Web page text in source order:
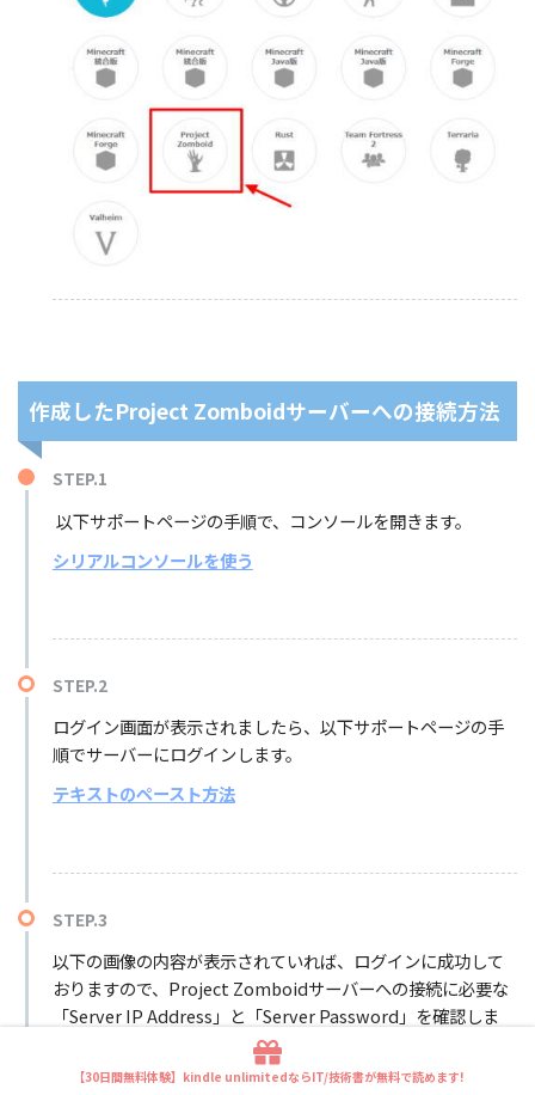
作成したProject Zomboidサーバーへの接続方法
STEP.1
以下サポートページの手順で、コンソールを開きます。
シリアルコンソールを使う
STEP.2
ログイン画面が表示されましたら、以下サポートページの手
順でサーバーにログインします。
テキストのペースト方法
STEP.3
以下の画像の内容が表示されていれば、ログインに成功して
おりますので、Project Zomboidサーバーへの接続に必要な
「Server IP Address」と「Server Password」を確認しま
【30日間無料体験】kindle unlimitedならIT/技術書が無料で読めます!